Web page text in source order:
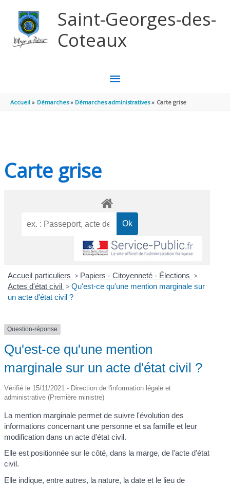
Saint-Georges-des-
Coteaux
MENU
PRINCIPAL
Accueil Démarches Démarches administratives Carte grise
Carte grise
Accueil particuliers > Papiers - Citoyenneté - Élections >
Actes d'état civil > Qu'est-ce qu'une mention marginale sur
un acte d'état civil ?
Question-réponse
Qu'est-ce qu'une mention
marginale sur un acte d'état civil ?
Vérifié le 15/11/2021 - Direction de l'information légale et
administrative (Première ministre)
La mention marginale permet de suivre l'évolution des
informations concernant une personne et sa famille et leur
modification dans un acte d'état civil.
Elle est positionnée sur le côté, dans la marge, de l'acte d'état
civil.
Elle indique, entre autres, la nature, la date et le lieu de